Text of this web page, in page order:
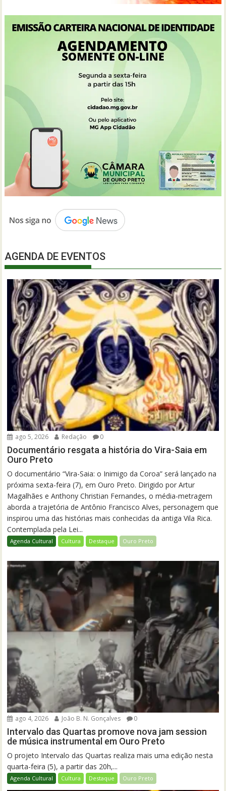
AGENDA DE EVENTOS
ago 5, 2026 Redação 0
Documentário resgata a história do Vira-Saia em
Ouro Preto
O documentário “Vira-Saia: o Inimigo da Coroa” será lançado na
próxima sexta-feira (7), em Ouro Preto. Dirigido por Artur
Magalhães e Anthony Christian Fernandes, o média-metragem
aborda a trajetória de Antônio Francisco Alves, personagem que
inspirou uma das histórias mais conhecidas da antiga Vila Rica.
Contemplada pela Lei...
Agenda Cultural Cultura Destaque Ouro Preto
ago 4, 2026 João B. N. Gonçalves 0
Intervalo das Quartas promove nova jam session
de música instrumental em Ouro Preto
O projeto Intervalo das Quartas realiza mais uma edição nesta
quarta-feira (5), a partir das 20h,...
Agenda Cultural Cultura Destaque Ouro Preto